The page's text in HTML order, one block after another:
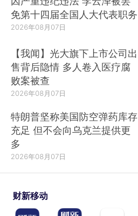
免第十四届全国人大代表职务
2026年08月07日
【我闻】光大旗下上市公司出
售背后隐情 多人卷入医疗腐
败案被查
2026年08月07日
特朗普坚称美国防空弹药库存
充足 但不会向乌克兰提供更
多
2026年08月07日
财新移动